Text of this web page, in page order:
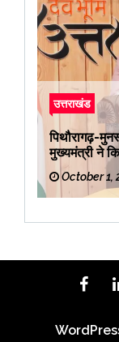
उत्तराखंड
पिथौरागढ़-
मुख्यमंत्री ने
October 1,